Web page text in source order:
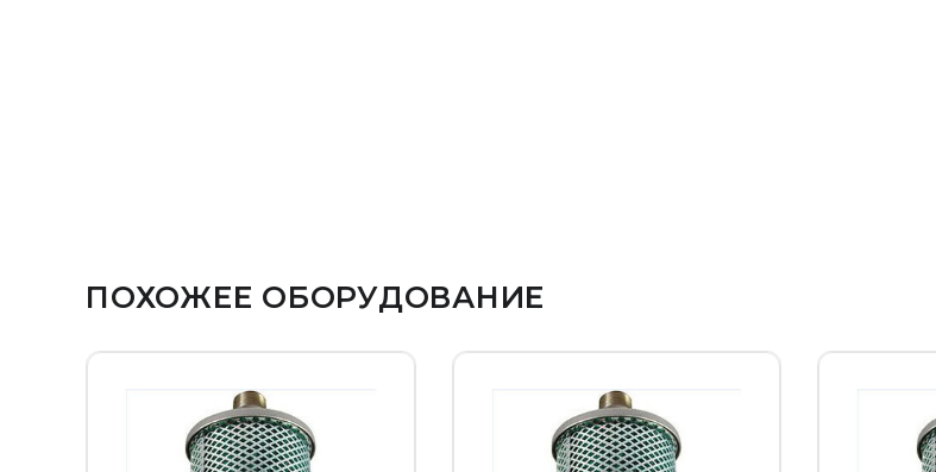
ПОХОЖЕЕ ОБОРУДОВАНИЕ